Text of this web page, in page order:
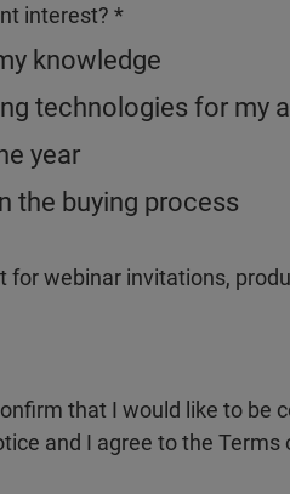
interest?
knowledge
technologies for my
year
the buying process
for webinar invitations,
that I would like to be
and I agree to the